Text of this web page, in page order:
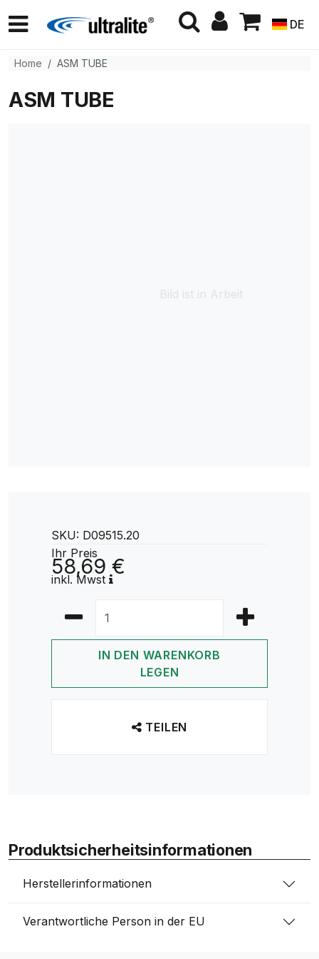
DE
Home ASM TUBE
ASM TUBE
Bild ist in Arbeit
SKU: D09515.20
Ihr Preis
58,69 €
inkl. Mwst
IN DEN WARENKORB
LEGEN
TEILEN
Produktsicherheitsinformationen
Herstellerinformationen
Verantwortliche Person in der EU